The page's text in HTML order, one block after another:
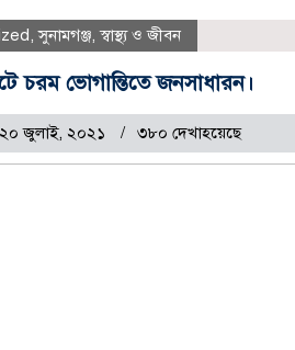
,সুনামগঞ্জ,স্বাস্থ্য ও জীবন
চরম ভোগান্তিতে জনসাধারন।
জুলাই, ২০২১ ৩৮০ দেখাহয়েছে